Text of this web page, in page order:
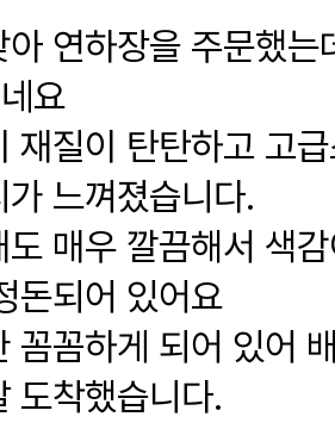
아 연하장을 주문했
요
재질이 탄탄하고 고
느껴졌습니다.
도 매우 깔끔해서 색
돈되어 있어요
꼼꼼하게 되어 있어
도착했습니다.